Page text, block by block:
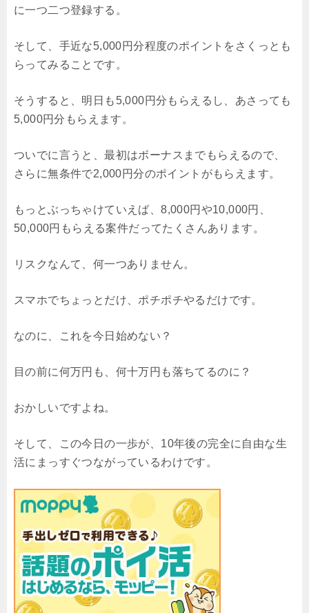
に一つ二つ登録する。
そして、手近な5,000円分程度のポイントをさくっとも
らってみることです。
そうすると、明日も5,000円分もらえるし、あさっても
5,000円分もらえます。
ついでに言うと、最初はボーナスまでもらえるので、
さらに無条件で2,000円分のポイントがもらえます。
もっとぶっちゃけていえば、8,000円や10,000円、
50,000円もらえる案件だってたくさんあります。
リスクなんて、何一つありません。
スマホでちょっとだけ、ポチポチやるだけです。
なのに、これを今日始めない？
目の前に何万円も、何十万円も落ちてるのに？
おかしいですよね。
そして、この今日の一歩が、10年後の完全に自由な生
活にまっすぐつながっているわけです。